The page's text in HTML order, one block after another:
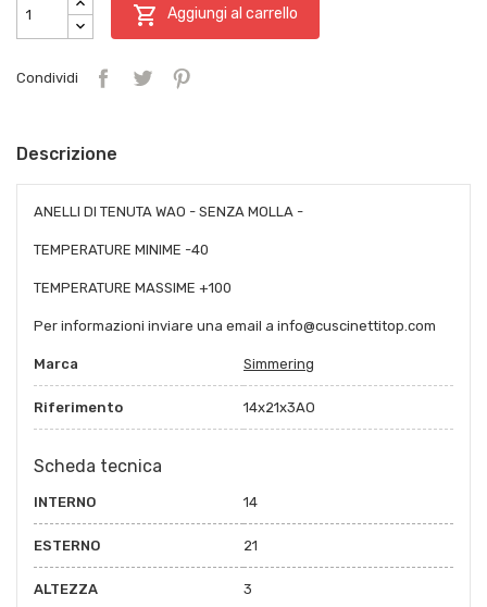
 Aggiungi al carrello
Condividi
Descrizione
ANELLI DI TENUTA WAO - SENZA MOLLA -
TEMPERATURE MINIME -40
TEMPERATURE MASSIME +100
Per informazioni inviare una email a info@cuscinettitop.com
Marca Simmering
Riferimento 14x21x3AO
Scheda tecnica
INTERNO 14
ESTERNO 21
ALTEZZA 3